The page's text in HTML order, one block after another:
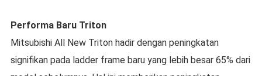
Performa Baru Triton
Mitsubishi All New Triton hadir dengan peningkatan
signifikan pada ladder frame baru yang lebih besar 65% dari